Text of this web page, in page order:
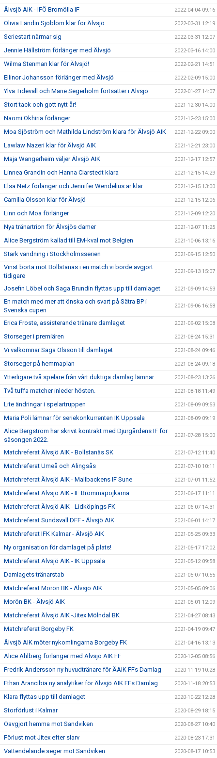
Älvsjö AIK - IFÖ Bromölla IF 2022-04-04 09:16
Olivia Ländin Sjöblom klar för Älvsjö 2022-03-31 12:19
Seriestart närmar sig 2022-03-31 12:07
Jennie Hällström förlänger med Älvsjö 2022-03-16 14:00
Wilma Stenman klar för Älvsjö! 2022-02-21 14:51
Ellinor Johansson förlänger med Älvsjö 2022-02-09 15:00
Ylva Tidevall och Marie Segerholm fortsätter i Älvsjö 2022-01-27 14:07
Stort tack och gott nytt år! 2021-12-30 14:00
Naomi Okhiria förlänger 2021-12-23 15:00
Moa Sjöström och Mathilda Lindström klara för Älvsjö AIK 2021-12-22 09:00
Lawlaw Nazeri klar för Älvsjö AIK 2021-12-21 23:00
Maja Wangerheim väljer Älvsjö AIK 2021-12-17 12:57
Linnea Grandin och Hanna Clarstedt klara 2021-12-15 14:29
Elsa Netz förlänger och Jennifer Wendelius är klar 2021-12-15 13:00
Camilla Olsson klar för Älvsjö 2021-12-15 12:06
Linn och Moa förlänger 2021-12-09 12:20
Nya tränartrion för Älvsjös damer 2021-12-07 11:25
Alice Bergström kallad till EM-kval mot Belgien 2021-10-06 13:16
Stark vändning i Stockholmsserien 2021-09-15 12:50
Vinst borta mot Bollstanäs i en match vi borde avgjort
tidigare
2021-09-13 15:07
Josefin Löbel och Saga Brundin flyttas upp till damlaget 2021-09-09 14:53
En match med mer att önska och svart på Sätra BP i
Svenska cupen
2021-09-06 16:58
Erica Froste, assisterande tränare damlaget 2021-09-02 15:08
Storseger i premiären 2021-08-24 15:31
Vi välkomnar Saga Olsson till damlaget 2021-08-24 09:46
Storseger på hemmaplan 2021-08-24 09:18
Ytterligare två spelare från vårt duktiga damlag lämnar. 2021-08-23 13:26
Två tuffa matcher inleder hösten. 2021-08-18 11:49
Lite ändringar i spelartruppen 2021-08-09 09:53
Maria Poli lämnar för seriekonkurrenten IK Uppsala 2021-08-09 09:19
Alice Bergström har skrivit kontrakt med Djurgårdens IF för
säsongen 2022.
2021-07-28 15:00
Matchreferat Älvsjö AIK - Bollstanäs SK 2021-07-12 11:40
Matchreferat Umeå och Alingsås 2021-07-10 10:11
Matchreferat Älvsjö AIK - Mallbackens IF Sune 2021-07-01 11:52
Matchreferat Älvsjö AIK - IF Brommapojkarna 2021-06-17 11:11
Matchreferat Älvsjö AIK - Lidköpings FK 2021-06-07 14:31
Matchreferat Sundsvall DFF - Älvsjö AIK 2021-06-01 14:17
Matchreferat IFK Kalmar - Älvsjö AIK 2021-05-25 09:33
Ny organisation för damlaget på plats! 2021-05-17 17:02
Matchreferat Älvsjö AIK - IK Uppsala 2021-05-12 09:58
Damlagets tränarstab 2021-05-07 10:55
Matchreferat Morön BK - Älvsjö AIK 2021-05-05 09:06
Morön BK - Älvsjö AIK 2021-05-01 12:09
Matchreferat Älvsjö AIK -Jitex Mölndal BK 2021-04-27 08:43
Matchreferat Borgeby FK 2021-04-19 09:47
Älvsjö AIK möter nykomlingarna Borgeby FK 2021-04-16 13:13
Alice Ahlberg förlänger med Älvsjö AIK FF 2020-12-05 08:56
Fredrik Andersson ny huvudtränare för ÄAIK FFs Damlag 2020-11-19 10:28
Ethan Arancibia ny analytiker för Älvsjö AIK FFs Damlag 2020-11-18 20:53
Klara flyttas upp till damlaget 2020-10-22 12:28
Storförlust i Kalmar 2020-08-29 18:15
Oavgjort hemma mot Sandviken 2020-08-27 10:40
Förlust mot Jitex efter slarv 2020-08-23 17:31
Vattendelande seger mot Sandviken 2020-08-17 10:53